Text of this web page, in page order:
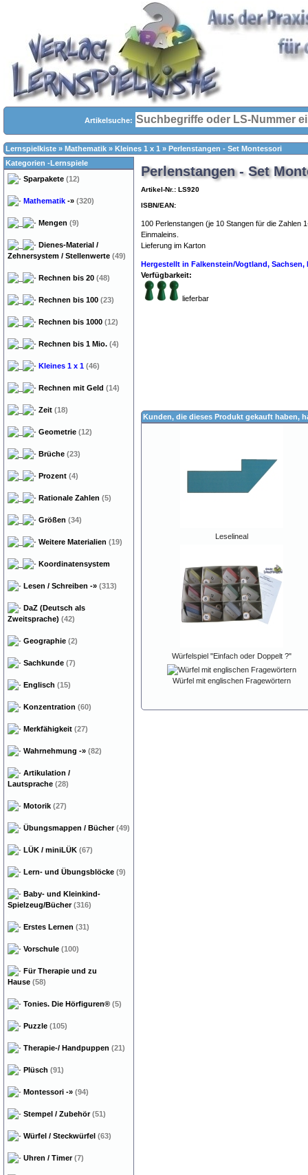
Artikelsuche:
Lernspielkiste » Mathematik » Kleines 1 x 1 » Perlenstangen - Set Montessori
Perlenstangen - Set
Artikel-Nr.: LS920
ISBN/EAN:
100 Perlenstangen (je 10 Stangen für die Zahlen
Einmaleins.
Lieferung im Karton
Hergestellt in Falkenstein/Vogtland, Sachsen,
Verfügbarkeit:
lieferbar
Kunden, die dieses Produkt gekauft haben,
Leselineal
Würfelspiel "Einfach oder Doppelt ?"
Würfel mit englischen Fragewörtern
Kategorien -Lernspiele
Sparpakete (12)
Mathematik -» (320)
Mengen (9)
Dienes-Material /
Zehnersystem / Stellenwerte (49)
Rechnen bis 20 (48)
Rechnen bis 100 (23)
Rechnen bis 1000 (12)
Rechnen bis 1 Mio. (4)
Kleines 1 x 1 (46)
Rechnen mit Geld (14)
Zeit (18)
Geometrie (12)
Brüche (23)
Prozent (4)
Rationale Zahlen (5)
Größen (34)
Weitere Materialien (19)
Koordinatensystem
Lesen / Schreiben -» (313)
DaZ (Deutsch als
Zweitsprache) (42)
Geographie (2)
Sachkunde (7)
Englisch (15)
Konzentration (60)
Merkfähigkeit (27)
Wahrnehmung -» (82)
Artikulation /
Lautsprache (28)
Motorik (27)
Übungsmappen / Bücher(49)
LÜK / miniLÜK (67)
Lern- und Übungsblöcke (9)
Baby- und Kleinkind-
Spielzeug/Bücher(316)
Erstes Lernen (31)
Vorschule (100)
Für Therapie und zu
Hause (58)
Tonies. Die Hörfiguren® (5)
Puzzle (105)
Therapie-/ Handpuppen (21)
Plüsch (91)
Montessori -» (94)
Stempel / Zubehör(51)
Würfel / Steckwürfel (63)
Uhren / Timer(7)